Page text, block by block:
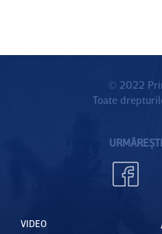
© 2022
Toate
VIDEO